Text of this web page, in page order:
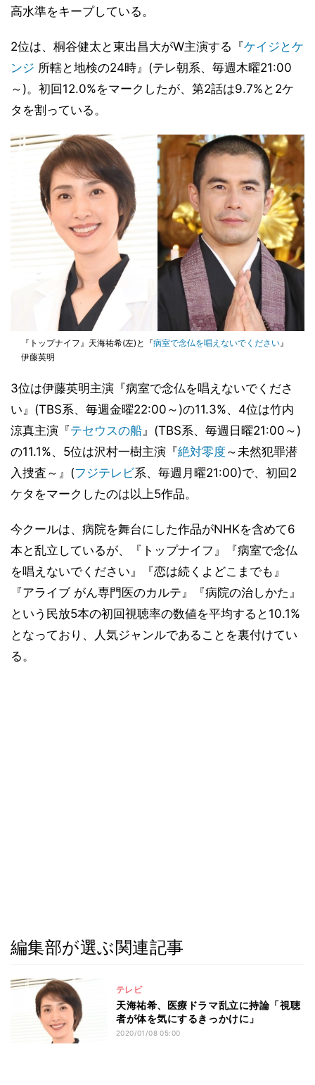
高水準をキープしている。
2位は、桐谷健太と東出昌大がW主演する『ケイジとケ
ンジ 所轄と地検の24時』(テレ朝系、毎週木曜21:00
～)。初回12.0%をマークしたが、第2話は9.7%と2ケ
タを割っている。
『トップナイフ』天海祐希(左)と『病室で念仏を唱えないでください 』
伊藤英明
3位は伊藤英明主演『病室で念仏を唱えないでくださ
い』(TBS系、毎週金曜22:00～)の11.3%、4位は竹内
涼真主演『テセウスの船 』(TBS系、毎週日曜21:00～)
の11.1%、5位は沢村一樹主演『絶対零度～未然犯罪潜
入捜査～』(フジテレビ系、毎週月曜21:00)で、初回2
ケタをマークしたのは以上5作品。
今クールは、病院を舞台にした作品がNHKを含めて6
本と乱立しているが、『トップナイフ』『病室で念仏
を唱えないでください』『恋は続くよどこまでも』
『アライブ がん専門医のカルテ』『病院の治しかた』
という民放5本の初回視聴率の数値を平均すると10.1%
となっており、人気ジャンルであることを裏付けてい
る。
編集部が選ぶ関連記事
テレビ
天海祐希、医療ドラマ乱立に持論「視聴
者が体を気にするきっかけに」
2020/01/08 05:00